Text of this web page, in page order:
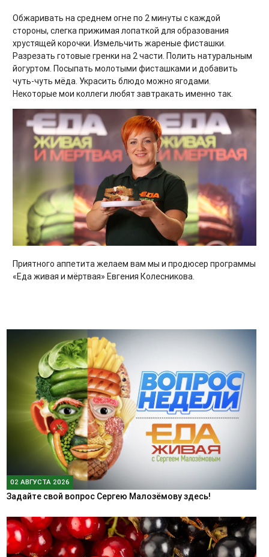
Обжаривать на среднем огне по 2 минуты с каждой
стороны, слегка прижимая лопаткой для образования
хрустящей корочки. Измельчить жареные фисташки.
Разрезать готовые гренки на 2 части. Полить натуральным
йогуртом. Посыпать молотыми фисташками и добавить
чуть-чуть мёда. Украсить блюдо можно ягодами.
Некоторые мои коллеги любят завтракать именно так.
Приятного аппетита желаем вам мы и продюсер программы
«Еда живая и мёртвая» Евгения Колесникова.
02 АВГУСТА 2026
Задайте свой вопрос Сергею Малозёмову здесь!